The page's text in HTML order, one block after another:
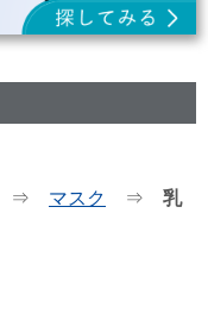
⇒ マスク ⇒ 乳